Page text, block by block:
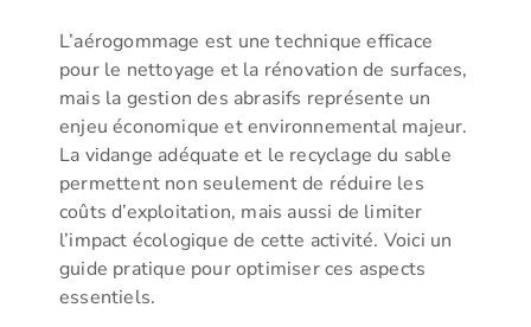
L’aérogommage est une technique efficace
pour le nettoyage et la rénovation de surfaces,
mais la gestion des abrasifs représente un
enjeu économique et environnemental majeur.
La vidange adéquate et le recyclage du sable
permettent non seulement de réduire les
coûts d’exploitation, mais aussi de limiter
l’impact écologique de cette activité. Voici un
guide pratique pour optimiser ces aspects
essentiels.